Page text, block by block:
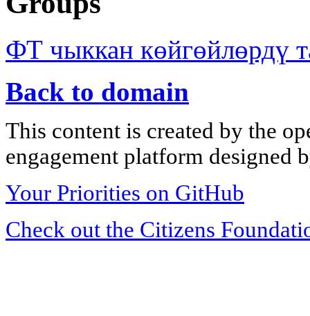
ФТ чыккан көйгөйлөрдү
Back to domain
This content is created by the
engagement platform designed
Your Priorities on GitHub
Check out the Citizens